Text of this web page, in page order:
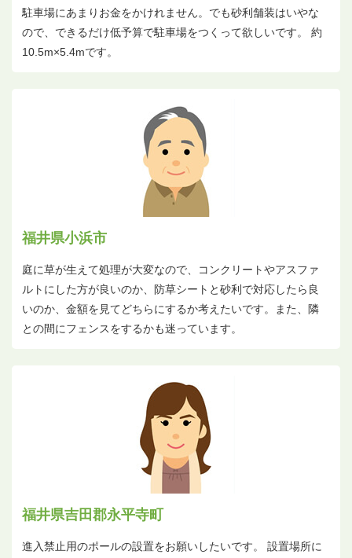
駐車場にあまりお金をかけれません。でも砂利舗装はいやな
ので、できるだけ低予算で駐車場をつくって欲しいです。 約
10.5m×5.4mです。
福井県小浜市
庭に草が生えて処理が大変なので、コンクリートやアスファ
ルトにした方が良いのか、防草シートと砂利で対応したら良
いのか、金額を見てどちらにするか考えたいです。また、隣
との間にフェンスをするかも迷っています。
福井県吉田郡永平寺町
進入禁止用のポールの設置をお願いしたいです。 設置場所に